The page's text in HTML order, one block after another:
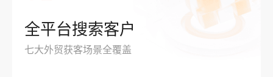
全平台搜索客户
七大外贸获客场景全覆盖